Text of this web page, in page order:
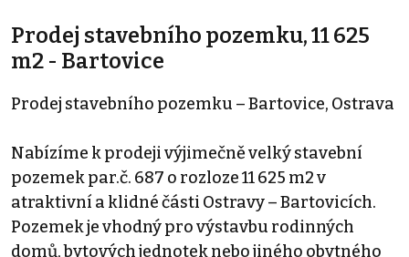
Prodej stavebního pozemku, 11 625
m2 - Bartovice
Prodej stavebního pozemku – Bartovice, Ostrava
Nabízíme k prodeji výjimečně velký stavební
pozemek par.č. 687 o rozloze 11 625 m2 v
atraktivní a klidné části Ostravy – Bartovicích.
Pozemek je vhodný pro výstavbu rodinných
domů, bytových jednotek nebo jiného obytného